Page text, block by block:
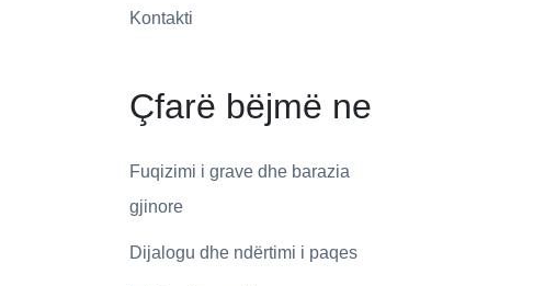
Kontakti
Çfarë bëjmë ne
Fuqizimi i grave dhe barazia
gjinore
Dijalogu dhe ndërtimi i paqes